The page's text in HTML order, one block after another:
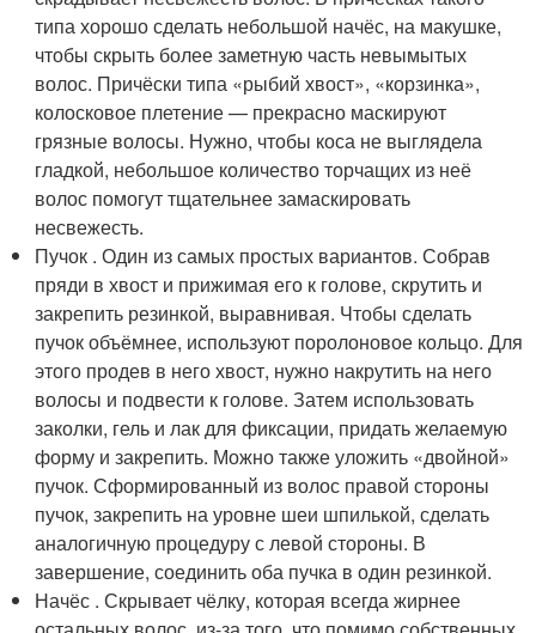
типа хорошо сделать небольшой начёс, на макушке,
чтобы скрыть более заметную часть невымытых
волос. Причёски типа «рыбий хвост», «корзинка»,
колосковое плетение — прекрасно маскируют
грязные волосы. Нужно, чтобы коса не выглядела
гладкой, небольшое количество торчащих из неё
волос помогут тщательнее замаскировать
несвежесть.
Пучок . Один из самых простых вариантов. Собрав
пряди в хвост и прижимая его к голове, скрутить и
закрепить резинкой, выравнивая. Чтобы сделать
пучок объёмнее, используют поролоновое кольцо. Для
этого продев в него хвост, нужно накрутить на него
волосы и подвести к голове. Затем использовать
заколки, гель и лак для фиксации, придать желаемую
форму и закрепить. Можно также уложить «двойной»
пучок. Сформированный из волос правой стороны
пучок, закрепить на уровне шеи шпилькой, сделать
аналогичную процедуру с левой стороны. В
завершение, соединить оба пучка в один резинкой.
Начёс . Скрывает чёлку, которая всегда жирнее